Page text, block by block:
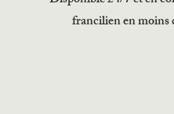
francilien en moins